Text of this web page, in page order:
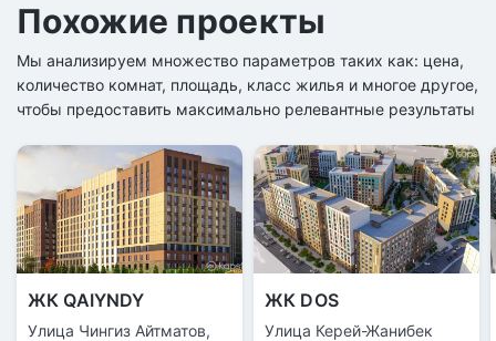
Похожие проекты
Мы анализируем множество параметров таких как: цена,
количество комнат, площадь, класс жилья и многое другое,
чтобы предоставить максимально релевантные результаты
ЖК QAIYNDY
Улица Чингиз Айтматов,
ЖК DOS
Улица Керей-Жанибек